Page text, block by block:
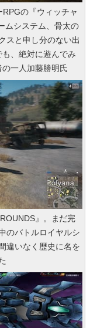
の『ウィッチャ
ムシステム、骨太の
スと申し分のない出
、絶対に遊んでみ
一人加藤勝明氏
』。まだ完
のバトルロイヤルシ
違いなく歴史に名を